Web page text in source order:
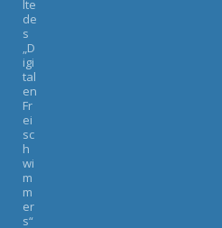
lte
de
s
„D
igi
tal
en
Fr
ei
sc
h
wi
m
m
er
s“